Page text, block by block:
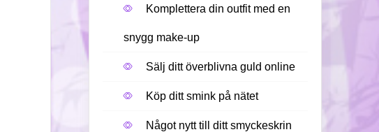
Komplettera din outfit med en
snygg make-up
Sälj ditt överblivna guld online
Köp ditt smink på nätet
Något nytt till ditt smyckeskrin